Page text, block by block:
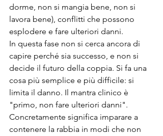
dorme, non si mangia bene, non si
lavora bene), conflitti che possono
esplodere e fare ulteriori danni.
In questa fase non si cerca ancora di
capire perché sia successo, e non si
decide il futuro della coppia. Si fa una
cosa più semplice e più difficile: si
limita il danno. Il mantra clinico è
"primo, non fare ulteriori danni".
Concretamente significa imparare a
contenere la rabbia in modi che non